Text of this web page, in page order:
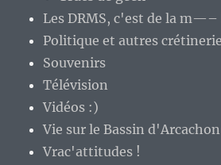
Les DRMS, c'est de la m—–
Politique et autres
Souvenirs
Télévision
Vidéos :)
Vie sur le Bassin d'Arcachon
Vrac'attitudes !